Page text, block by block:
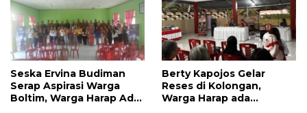
Seska Ervina Budiman
Serap Aspirasi Warga
Boltim, Warga Harap Ada
Berty Kapojos Gelar
Reses di Kolongan,
Warga Harap ada